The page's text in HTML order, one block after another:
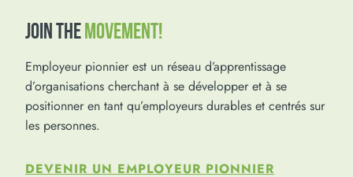
JOIN THEMOVEMENT!
Employeur pionnier est un réseau d’apprentissage
d’organisations cherchant à se développer et à se
positionner en tant qu’employeurs durables et centrés sur
les personnes.
DEVENIR UN EMPLOYEUR PIONNIER